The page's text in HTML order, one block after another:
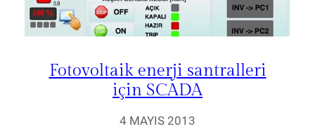
Fotovoltaik enerji santralleri
için SCADA
4 MAYIS 2013